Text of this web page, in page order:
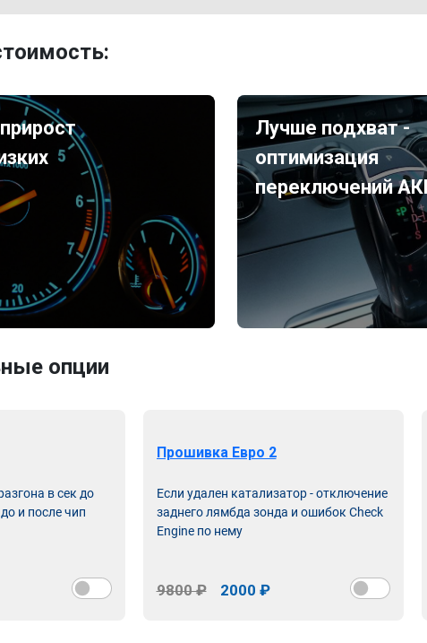
Лучше подхват -
оптимизация
переключений
опции
в сек до
и после чип
Прошивка Евро 2
Если удален катализатор - отключение
заднего лямбда зонда и ошибок Check
Engine по нему
9800 ₽ 2000 ₽